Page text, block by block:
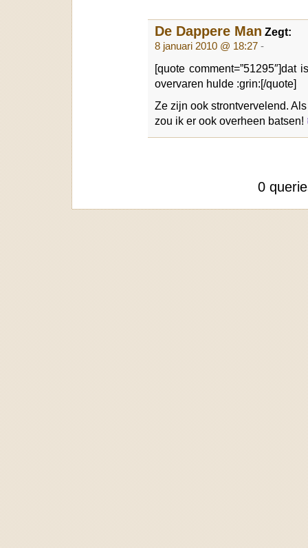
De Dappere Man Zegt:
8 januari 2010 @ 18:27 -
[quote
overvaren hulde :grin:[/quote]
Ze zijn ook strontvervelend.
zou ik er ook overheen batsen!
0